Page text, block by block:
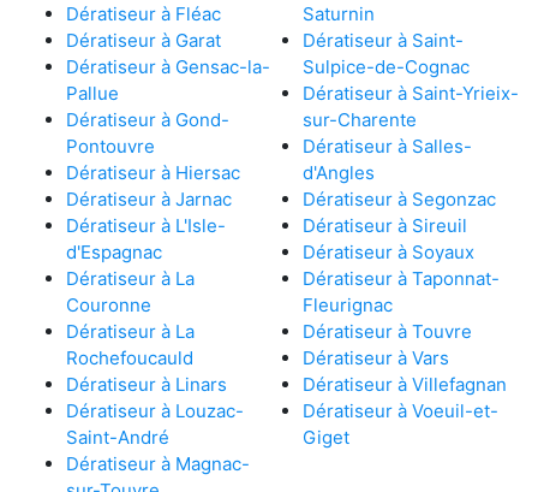
Dératiseur à Fléac
Dératiseur à Garat
Dératiseur à Gensac-la-
Pallue
Dératiseur à Gond-
Pontouvre
Dératiseur à Hiersac
Dératiseur à Jarnac
Dératiseur à L'Isle-
d'Espagnac
Dératiseur à La
Couronne
Dératiseur à La
Rochefoucauld
Dératiseur à Linars
Dératiseur à Louzac-
Saint-André
Dératiseur à Magnac-
Saturnin
Dératiseur à Saint-
Sulpice-de-Cognac
Dératiseur à Saint-Yrieix-
sur-Charente
Dératiseur à Salles-
d'Angles
Dératiseur à Segonzac
Dératiseur à Sireuil
Dératiseur à Soyaux
Dératiseur à Taponnat-
Fleurignac
Dératiseur à Touvre
Dératiseur à Vars
Dératiseur à Villefagnan
Dératiseur à Voeuil-et-
Giget